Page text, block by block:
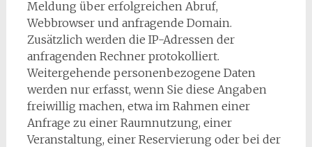
Meldung über erfolgreichen Abruf,
Webbrowser und anfragende Domain.
Zusätzlich werden die IP-Adressen der
anfragenden Rechner protokolliert.
Weitergehende personenbezogene Daten
werden nur erfasst, wenn Sie diese Angaben
freiwillig machen, etwa im Rahmen einer
Anfrage zu einer Raumnutzung, einer
Veranstaltung, einer Reservierung oder bei der